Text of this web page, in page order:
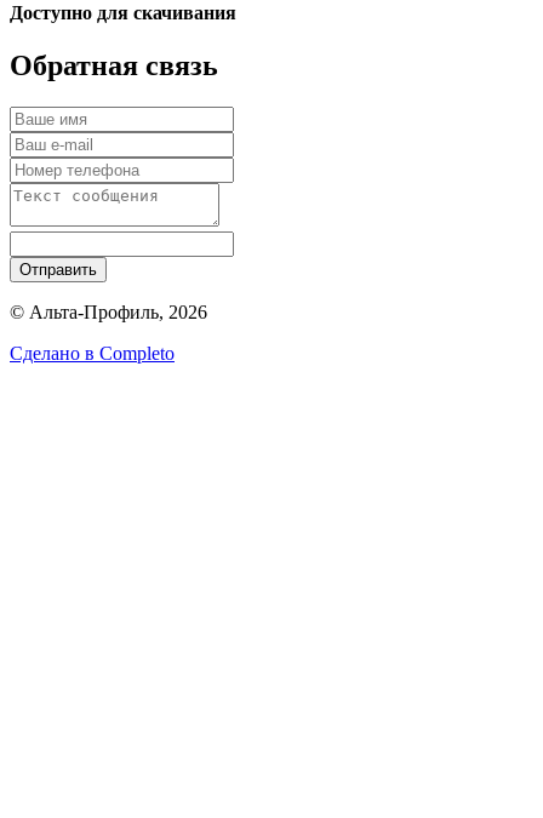
Доступно для скачивания
Обратная связь
Отправить
© Альта-Профиль, 2026
Сделано в Completo